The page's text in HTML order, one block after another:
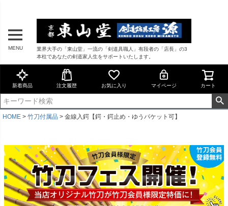
MENU
業界大手の「東山堂」一流の「剣道具職人」有段者の「店長」の3
本柱であなたの剣道家人生をサポートいたします。
新着商品 注文履歴 お気に入り マイページ カート
HOME 竹刀付属品 金線入鍔【鍔・鍔止め・ゆうパケット可】